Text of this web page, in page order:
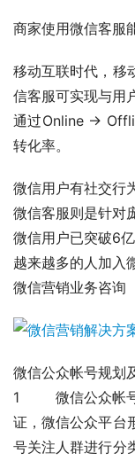
商家使用微信客服
移动互联时代，移
信客服可实现与用
通过Online →
转化率。
微信用户有社交行
微信客服则是针对
微信用户已突破6亿
越来越多的人加入
微信营销业务咨询
微信公众帐号规划
1        微信公众
证，微信公众平台
号关注人群进行分